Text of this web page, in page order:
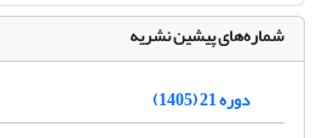
شماره‌های پیشین نشریه
دوره 21 (1405)